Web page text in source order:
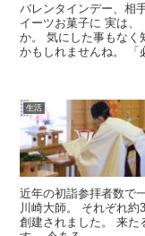
バレンタインデー、相
イーツお菓子に 実は、
か。 気にした事もなく
かもしれませんね。 「
生活
近年の初詣参拝者数で
川崎大師。 それぞれ
創建されました。 来た